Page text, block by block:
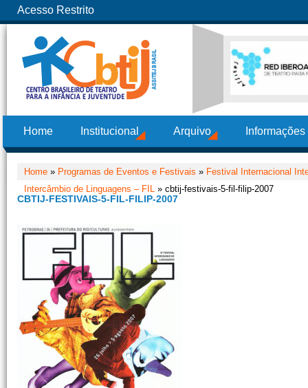
Acesso Restrito
Home Institucional Arquivo
Home » Programas de Eventos e Festivais » Festival Internacional
Intercâmbio de Linguagens – FIL » cbtij-festivais-5-fil-filip-2007
CBTIJ-FESTIVAIS-5-FIL-FILIP-2007